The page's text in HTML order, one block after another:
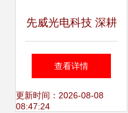
先威光电科技 深耕
光电技术领域，构
筑专业的上海技术
查看详情
更新时间：2026-08-08
08:47:24